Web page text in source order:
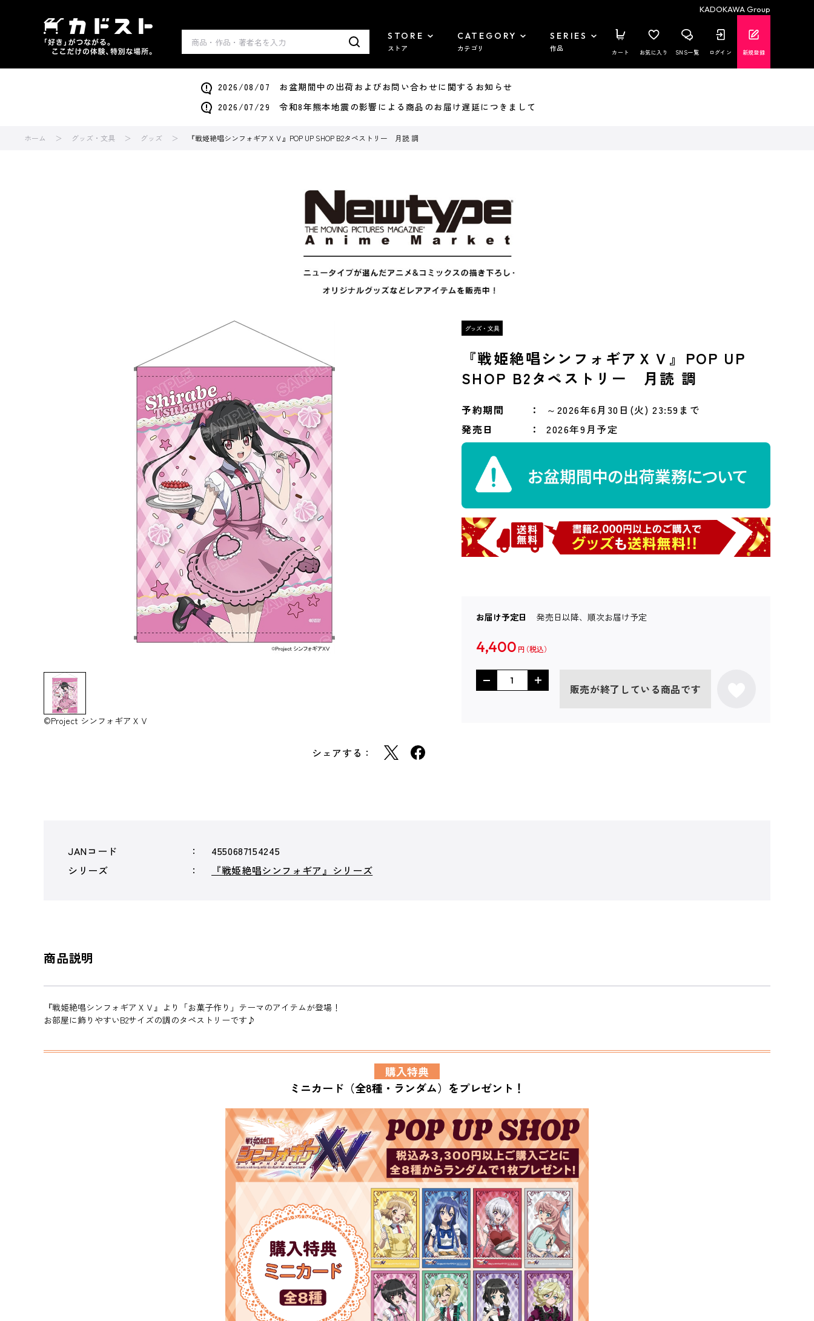
KADOKAWA Group
STORE
ストア
CATEGORY
カテゴリ
SERIES
作品 カート お気に入り SNS一覧 ログイン 新規登録
2026/08/07 お盆期間中の出荷およびお問い合わせに関するお知らせ
2026/07/29 令和8年熊本地震の影響による商品のお届け遅延につきまして
ホーム グッズ・文具 グッズ 『戦姫絶唱シンフォギアＸＶ』POP UP SHOP B2タペストリー 月読 調
©Project シンフォギアＸＶ
シェアする：
『戦姫絶唱シンフォギアＸＶ』POP UP
SHOP B2タペストリー 月読 調
予約期間
～2026年6月30日(火) 23:59まで
発売日
2026年9月予定
お届け予定日 発売日以降、順次お届け予定
4,400 円
販売が終了している商品です
JANコード
4550687154245
シリーズ
『戦姫絶唱シンフォギア』シリーズ
商品説明
『戦姫絶唱シンフォギアＸＶ』より「お菓子作り」テーマのアイテムが登場！
お部屋に飾りやすいB2サイズの調のタペストリーです♪
購入特典
ミニカード（全8種・ランダム）をプレゼント！